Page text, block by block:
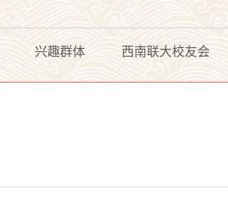
兴趣群体 西南联大校友会